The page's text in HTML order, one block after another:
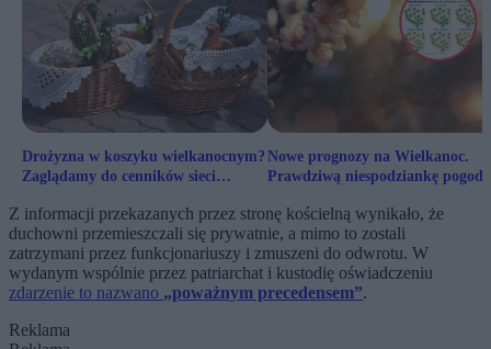
Drożyzna w koszyku wielkanocnym?
Zaglądamy do cenników sieci
Nowe prognozy na Wielkanoc.
Prawdziwą niespodziankę pogoda
Z informacji przekazanych przez stronę kościelną wynikało, że
duchowni przemieszczali się prywatnie, a mimo to zostali
zatrzymani przez funkcjonariuszy i zmuszeni do odwrotu. W
wydanym wspólnie przez patriarchat i kustodię oświadczeniu
zdarzenie to nazwano „poważnym precedensem”.
Reklama